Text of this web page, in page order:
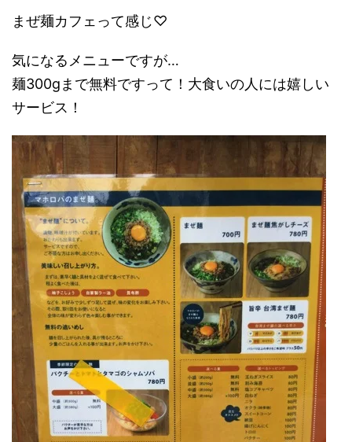
まぜ麺カフェって感じ♡
気になるメニューですが…
麺300gまで無料ですって！大食いの人には嬉しい
サービス！